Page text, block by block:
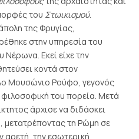
του Στωικισμού.
της Φρυγίας,
στην υπηρεσία του
Εκεί είχε την
κοντά στον
Μουσώνιο Ρούφο, γεγονός
του πορεία. Μετά
άρχισε να διδάσκει
μετατρέποντας τη Ρώμη σε
την εσωτερική